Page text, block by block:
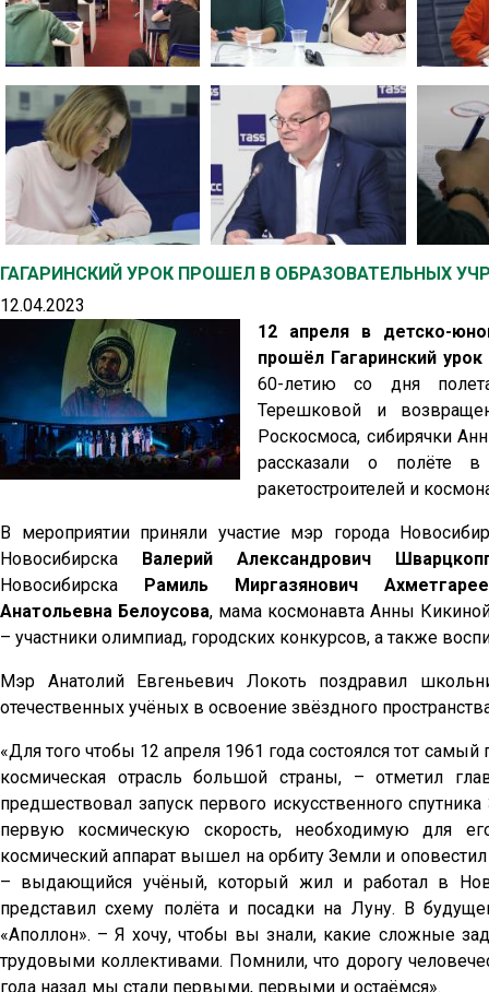
ГАГАРИНСКИЙ УРОК ПРОШЕЛ В ОБРАЗОВАТЕЛЬНЫХ
12.04.2023
12 апреля в детско-
прошёл Гагаринский
60-летию со дня
Терешковой и
Роскосмоса, сибирячки
рассказали о полёте
ракетостроителей и
В мероприятии приняли участие мэр города
Новосибирска Валерий Александрович
Новосибирска Рамиль Миргазянович
Анатольевна Белоусова, мама космонавта Анны
– участники олимпиад, городских конкурсов, а также
Мэр Анатолий Евгеньевич Локоть поздравил
отечественных учёных в освоение звёздного
«Для того чтобы 12 апреля 1961 года состоялся тот
космическая отрасль большой страны, – отметил
предшествовал запуск первого искусственного
первую космическую скорость, необходимую для
космический аппарат вышел на орбиту Земли и
– выдающийся учёный, который жил и работал в
представил схему полёта и посадки на Луну. В
«Аполлон». – Я хочу, чтобы вы знали, какие сложные
трудовыми коллективами. Помнили, что дорогу
года назад мы стали первыми, первыми и остаёмся».